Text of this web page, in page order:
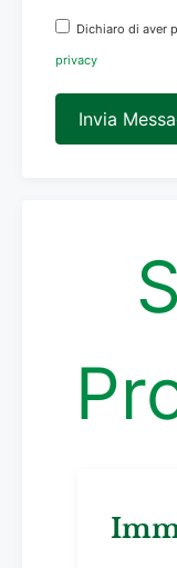
Dichiaro di aver
privacy
Invia